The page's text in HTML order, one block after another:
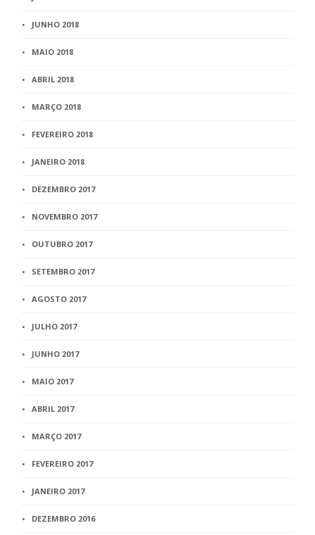
JUNHO 2018
MAIO 2018
ABRIL 2018
MARÇO 2018
FEVEREIRO 2018
JANEIRO 2018
DEZEMBRO 2017
NOVEMBRO 2017
OUTUBRO 2017
SETEMBRO 2017
AGOSTO 2017
JULHO 2017
JUNHO 2017
MAIO 2017
ABRIL 2017
MARÇO 2017
FEVEREIRO 2017
JANEIRO 2017
DEZEMBRO 2016